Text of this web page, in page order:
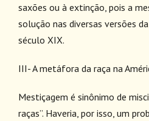
saxões ou à extinção, pois a
solução nas diversas versões
século XIX.
III- A metáfora da raça na
Mestiçagem é sinônimo de
raças”. Haveria, por isso, um